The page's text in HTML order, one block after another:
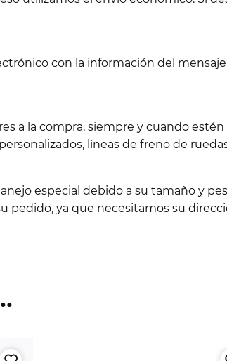
con la información del
a la compra, siempre y cuando
líneas de freno de
especial debido a su tamaño y
ya que necesitamos su